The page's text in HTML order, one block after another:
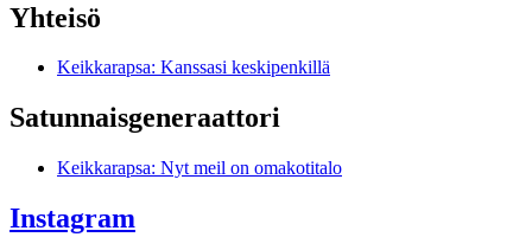
Yhteisö
Keikkarapsa: Kanssasi keskipenkillä
Satunnais­generaattori
Keikkarapsa: Nyt meil on omakotitalo
Instagram